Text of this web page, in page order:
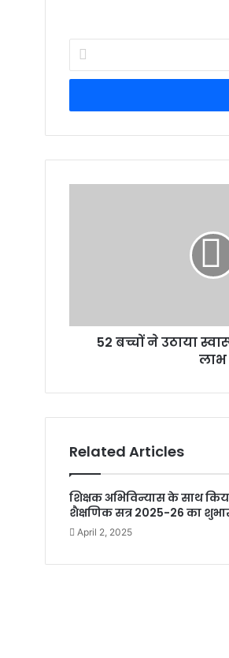
Enter
your
Email
52 बच्चों ने उठाया
लाभ
Related Articles
शिक्षक अभिविन्यास के साथ
शैक्षणिक सत्र 2025-26 का
April 2, 2025